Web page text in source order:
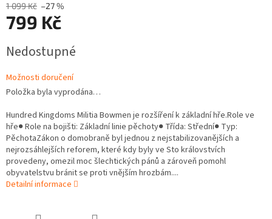
1 099 Kč –27 %
799 Kč
cena:
Nedostupné
Možnosti doručení
Položka byla vyprodána…
Hundred Kingdoms Militia Bowmen je rozšíření k základní hře.Role ve
hře● Role na bojišti: Základní linie pěchoty● Třída: Střední● Typ:
PěchotaZákon o domobraně byl jednou z nejstabilizovanějších a
nejrozsáhlejších reforem, které kdy byly ve Sto královstvích
provedeny, omezil moc šlechtických pánů a zároveň pomohl
obyvatelstvu bránit se proti vnějším hrozbám....
Detailní informace